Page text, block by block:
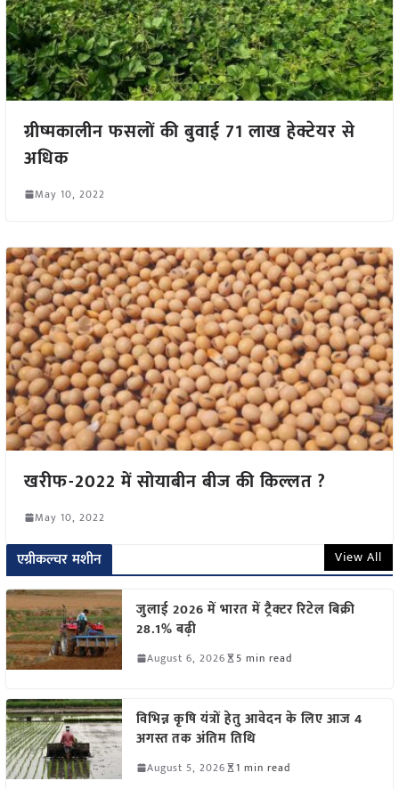
ग्रीष्मकालीन फसलों की बुवाई 71 लाख हेक्टेयर से
अधिक
May 10, 2022
खरीफ-2022 में सोयाबीन बीज की किल्लत ?
May 10, 2022
एग्रीकल्चर मशीन View All
जुलाई 2026 में भारत में ट्रैक्टर रिटेल बिक्री
28.1% बढ़ी
August 6, 2026 5 min read
विभिन्न कृषि यंत्रों हेतु आवेदन के लिए आज 4
अगस्त तक अंतिम तिथि
August 5, 2026 1 min read